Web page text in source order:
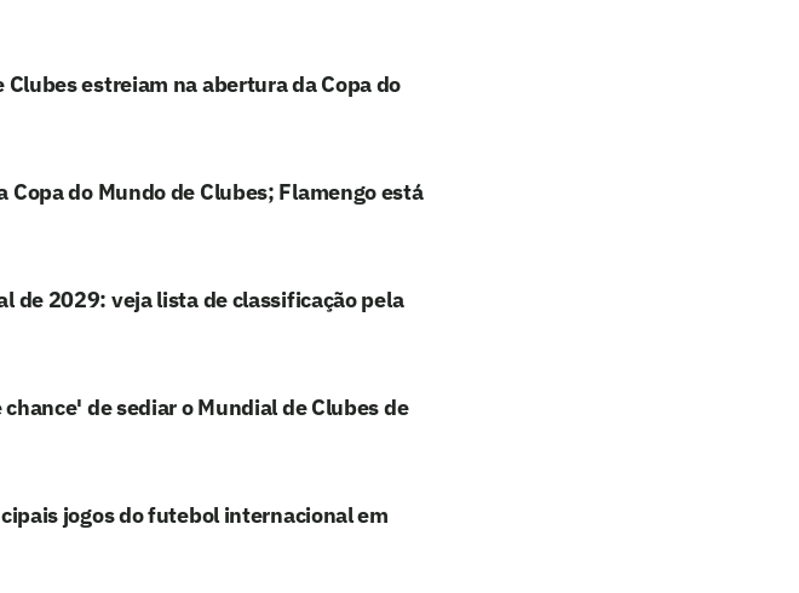
estreiam na abertura da Copa do
do Mundo de Clubes; Flamengo está
de 2029: veja lista de classificação pela
de sediar o Mundial de Clubes de
jogos do futebol internacional em